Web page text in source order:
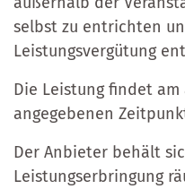
selbst zu entrichten
Leistungsvergütung
Die Leistung findet am
angegebenen
Der Anbieter behält
Leistungserbringung